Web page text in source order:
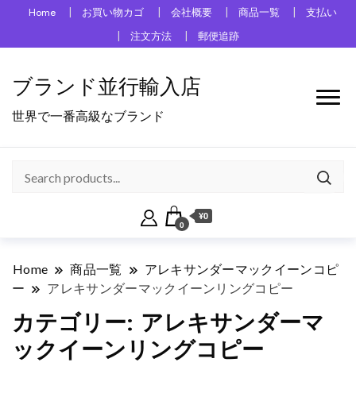
Home お買い物カゴ 会社概要 商品一覧
支払い
注文方法
郵便追跡
ブランド並行輸入店
世界で一番高級なブランド
0
¥0
Home 商品一覧
アレキサンダーマックイーンコピ
ー
アレキサンダーマックイーンリングコピー
カテゴリー: アレキサンダーマ
ックイーンリングコピー